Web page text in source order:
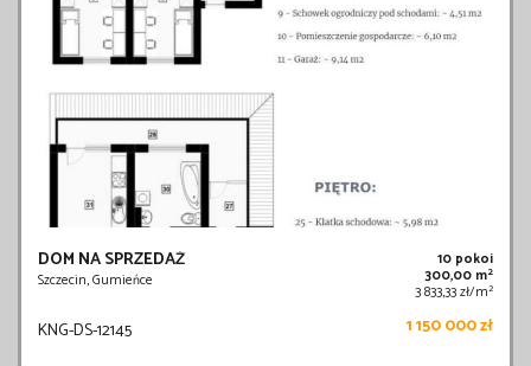
DOM NA SPRZEDAŻ
Szczecin, Gumieńce
10 pokoi
300,00 m2
3 833,33 zł/m2
KNG-DS-12145 1 150 000 zł